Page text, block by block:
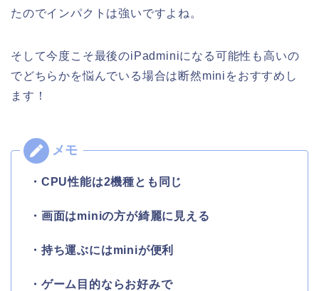
たのでインパクトは強いですよね。
そして今度こそ最後のiPadminiになる可能性も高いの
でどちらかを悩んでいる場合は断然miniをおすすめし
ます！
・CPU性能は2機種とも同じ
・画面はminiの方が綺麗に見える
・持ち運ぶにはminiが便利
・ゲーム目的ならお好みで